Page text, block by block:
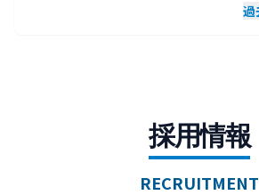
過
採用情報
RECRUITMENT